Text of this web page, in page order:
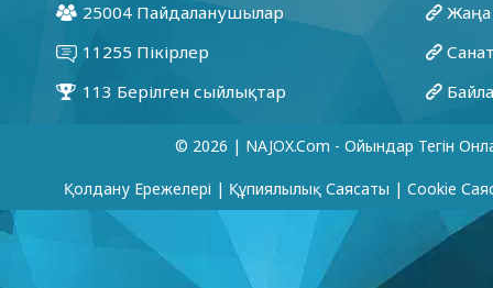
© 2026 | NAJOX.com - Ойындар Тегін
Қолдану Ережелері | Құпиялылық Саясаты | Cookie